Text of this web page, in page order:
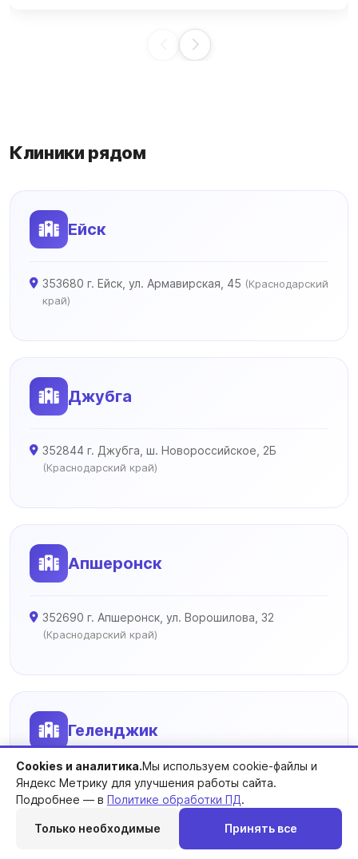
Клиники рядом
Ейск
353680 г. Ейск, ул. Армавирская, 45 (Краснодарский
край)
Джубга
352844 г. Джубга, ш. Новороссийское, 2Б
(Краснодарский край)
Апшеронск
352690 г. Апшеронск, ул. Ворошилова, 32
(Краснодарский край)
Геленджик
353460 г. Геленджик, ул. Островского, 117
(Краснодарский край)
Cookies и аналитика.Мы используем cookie-файлы и
Яндекс Метрику для улучшения работы сайта.
Подробнее — в Политике обработки ПД.
Только необходимые Принять все